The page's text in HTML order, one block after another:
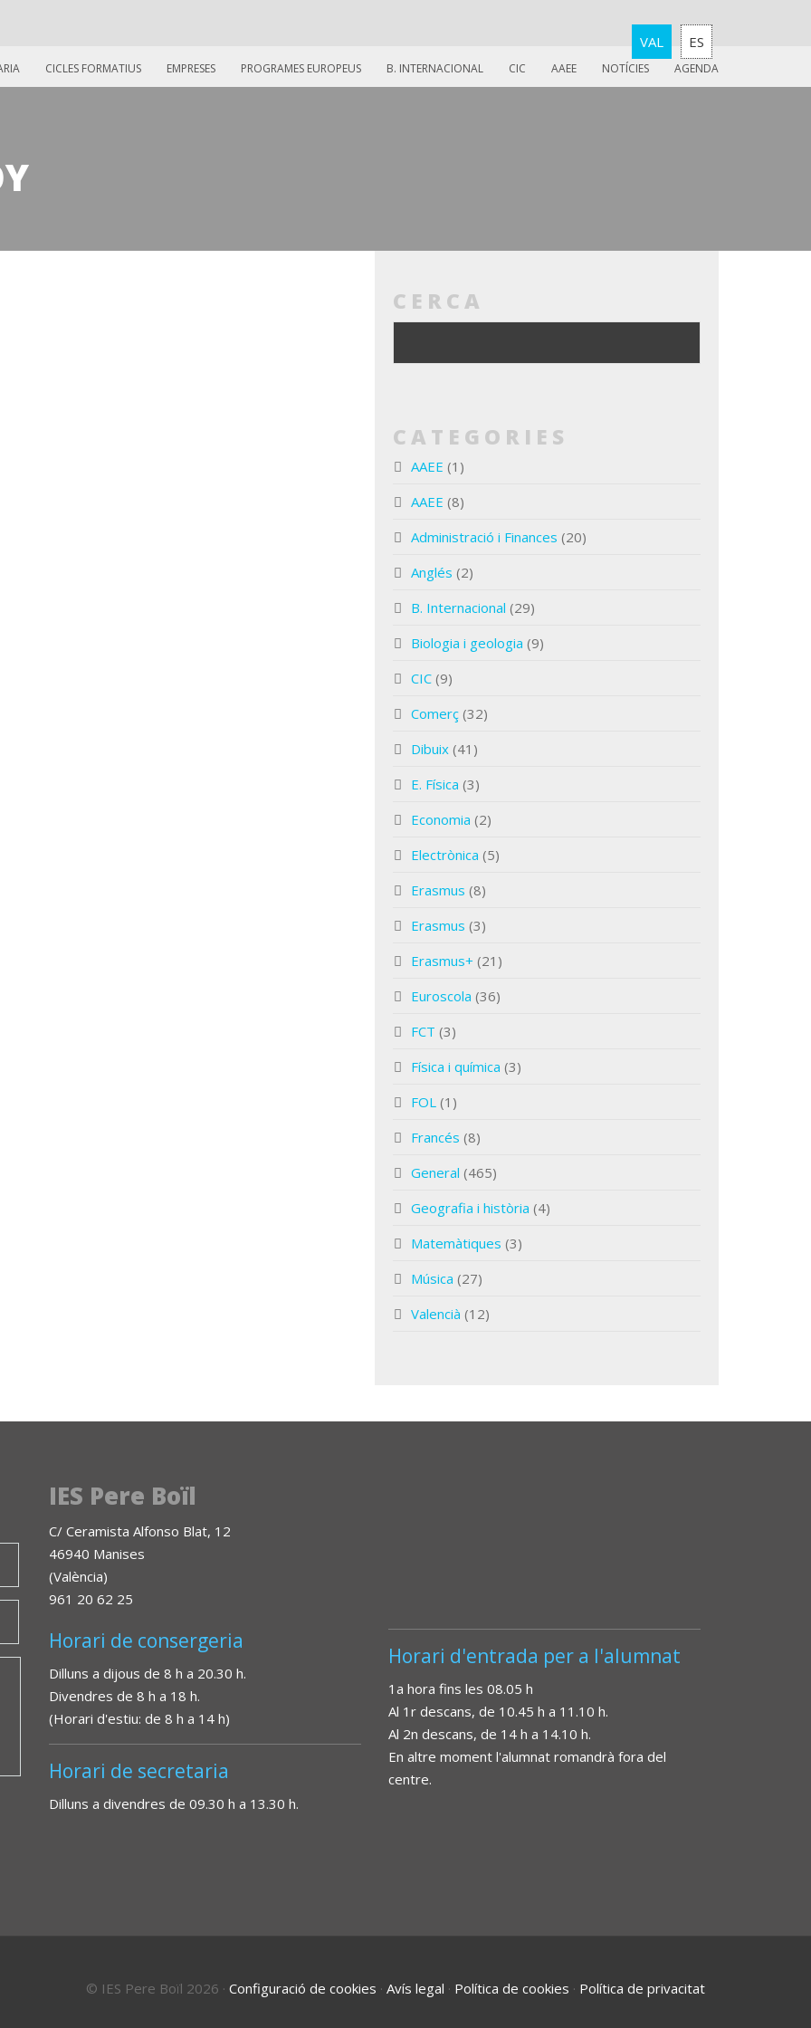
VAL ES
CICLES FORMATIUS EMPRESES PROGRAMES EUROPEUS B. INTERNACIONAL CIC AAEE NOTÍCIES AGENDA
CERCA
CATEGORIES
AAEE (1)
AAEE (8)
Administració i Finances (20)
Anglés (2)
B. Internacional (29)
Biologia i geologia (9)
CIC (9)
Comerç (32)
Dibuix (41)
E. Física (3)
Economia (2)
Electrònica (5)
Erasmus (8)
Erasmus (3)
Erasmus+ (21)
Euroscola (36)
FCT (3)
Física i química (3)
FOL (1)
Francés (8)
General (465)
Geografia i història (4)
Matemàtiques (3)
Música (27)
Valencià (12)
IES Pere Boïl
C/ Ceramista Alfonso Blat, 12
46940 Manises
(València)
961 20 62 25
Horari de consergeria
Dilluns a dijous de 8 h a 20.30 h.
Divendres de 8 h a 18 h.
(Horari d'estiu: de 8 h a 14 h)
Horari de secretaria
Dilluns a divendres de 09.30 h a 13.30 h.
Horari d'entrada per a l'alumnat
1a hora fins les 08.05 h
Al 1r descans, de 10.45 h a 11.10 h.
Al 2n descans, de 14 h a 14.10 h.
En altre moment l'alumnat romandrà fora del
centre.
© IES Pere Boïl 2026 · Configuració de cookies · Avís legal · Política de cookies · Política de privacitat